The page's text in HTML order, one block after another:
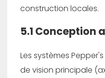
construction locales.
5.1 Conception
Les systèmes
de vision principale